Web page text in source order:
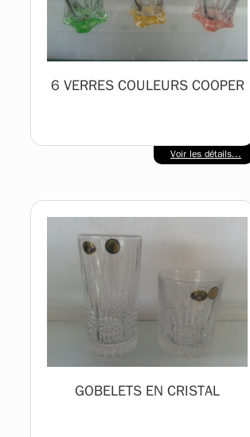
6 VERRES COULEURS COOPER
Voir les détails...
GOBELETS EN CRISTAL